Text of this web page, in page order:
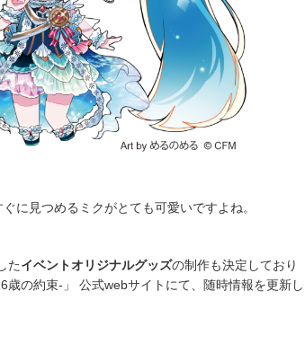
に見つめるミクがとても可愛いですよね。
たイベントオリジナルグッズの制作も決定しており
歳の約束-」 公式webサイトにて、随時情報を更新し